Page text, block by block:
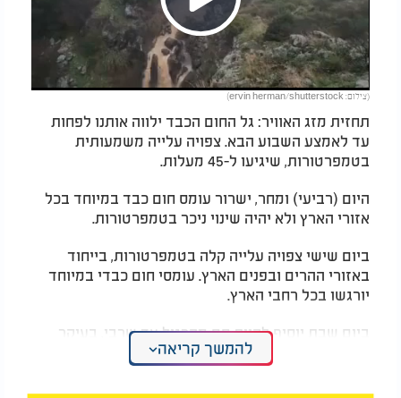
Play
Video
(צילום: ervin herman/shutterstock)
תחזית מזג האוויר: גל החום הכבד ילווה אותנו לפחות
עד לאמצע השבוע הבא. צפויה עלייה משמעותית
בטמפרטורות, שיגיעו ל-45 מעלות.
היום (רביעי) ומחר, ישרור עומס חום כבד במיוחד בכל
אזורי הארץ ולא יהיה שינוי ניכר בטמפרטורות.
ביום שישי צפויה עלייה קלה בטמפרטורות, בייחוד
באזורי ההרים ובפנים הארץ. עומסי חום כבדי במיוחד
יורגשו בכל רחבי הארץ.
ביום שבת יוסיף להיות חם מהרגיל עד שרבי, בעיקר
באזורי פנים הארץ ובהרים, ויהיה הביל בחוף. עומסי חום
קיצוניים יורגשו ברוב הארץ.
להמשך קריאה